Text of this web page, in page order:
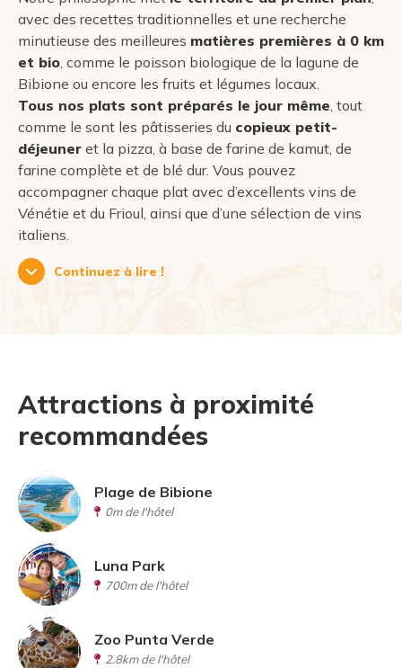
avec des recettes traditionnelles et une recherche
minutieuse des meilleures matières premières à 0 km
et bio, comme le poisson biologique de la lagune de
Bibione ou encore les fruits et légumes locaux.
Tous nos plats sont préparés le jour même, tout
comme le sont les pâtisseries du copieux petit-
déjeuner et la pizza, à base de farine de kamut, de
farine complète et de blé dur. Vous pouvez
accompagner chaque plat avec d’excellents vins de
Vénétie et du Frioul, ainsi que d’une sélection de vins
italiens.
Continuez à lire !
Attractions à proximité
recommandées
Plage de Bibione
0m de l'hôtel
Luna Park
700m de l'hôtel
Zoo Punta Verde
2.8km de l'hôtel